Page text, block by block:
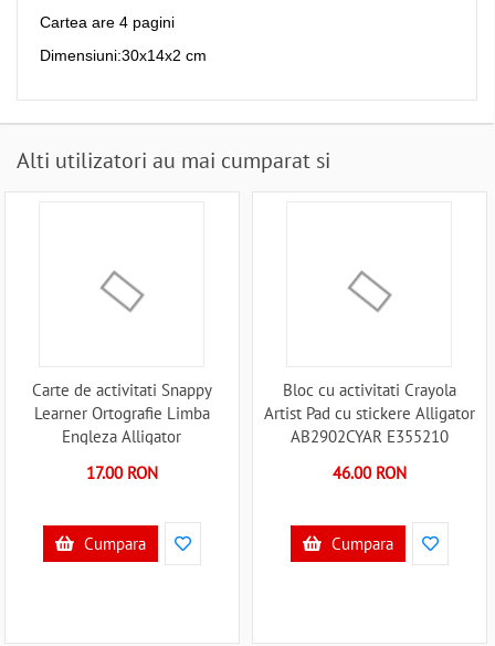
Cartea are 4 pagini
Dimensiuni:30x14x2 cm
Alti utilizatori au mai cumparat si
Carte de activitati Snappy
Learner Ortografie Limba
Engleza Alligator
17.00 RON
Cumpara
Bloc cu activitati Crayola
Artist Pad cu stickere Alligator
AB2902CYAR E355210
46.00 RON
Cumpara